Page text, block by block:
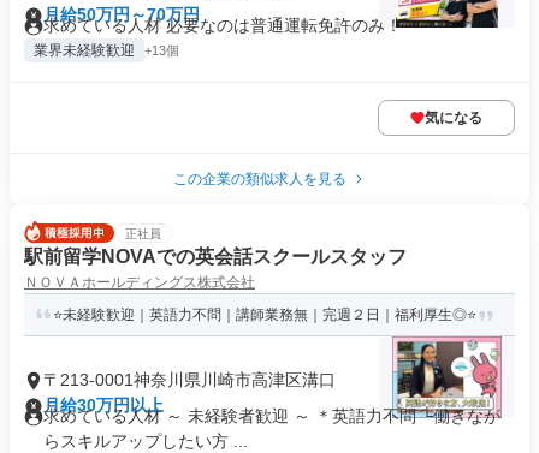
月給50万円～70万円
求めている人材 必要なのは普通運転免許のみ！
業界未経験歓迎 +13個
気になる
この企業の類似求人を見る
正社員
駅前留学NOVAでの英会話スクールスタッフ
ＮＯＶＡホールディングス株式会社
⭐未経験歓迎｜英語力不問｜講師業務無｜完週２日｜福利厚生◎⭐
〒213-0001神奈川県川崎市高津区溝口
月給30万円以上
求めている人材 ～ 未経験者歓迎 ～ ＊英語力不問 └働きなが
らスキルアップしたい方 ...